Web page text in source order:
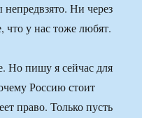
непредвзято. Ни через
что у нас тоже любят.
Но пишу я сейчас для
Россию стоит
право. Только пусть